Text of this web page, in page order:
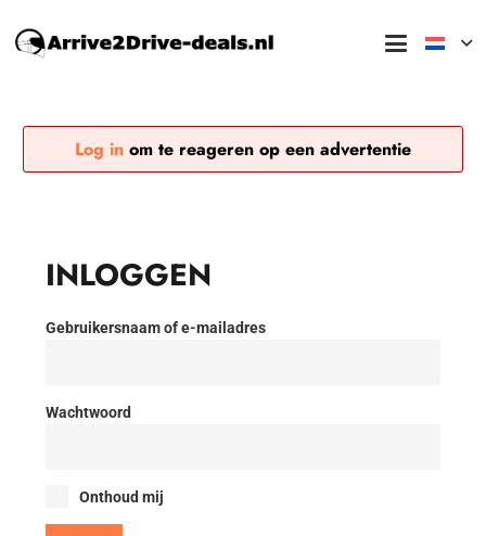
Log in om te reageren op een advertentie
INLOGGEN
Gebruikersnaam of e-mailadres
Wachtwoord
Onthoud mij